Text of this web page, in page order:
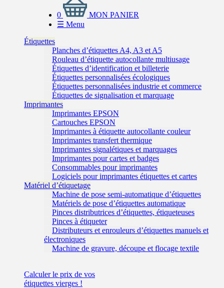
0
MON PANIER
☰ Menu
Étiquettes
Planches d’étiquettes A4, A3 et A5
Rouleau d’étiquette autocollante multiusage
Étiquettes d’identification et billeterie
Étiquettes personnalisées écologiques
Étiquettes personnalisées industrie et commerce
Étiquettes de signalisation et marquage
Imprimantes
Imprimantes EPSON
Cartouches EPSON
Imprimantes à étiquette autocollante couleur
Imprimantes transfert thermique
Imprimantes signalétiques et marquages
Imprimantes pour cartes et badges
Consommables pour imprimantes
Logiciels pour imprimantes étiquettes et cartes
Matériel d’étiquetage
Machine de pose semi-automatique d’étiquettes
Matériels de pose d’étiquettes automatique
Pinces distributrices d’étiquettes, étiqueteuses
Pinces à étiqueter
Distributeurs et enrouleurs d’étiquettes manuels et
électroniques
Machine de gravure, découpe et flocage textile
Calculerle prix de vos
étiquettes vierges !